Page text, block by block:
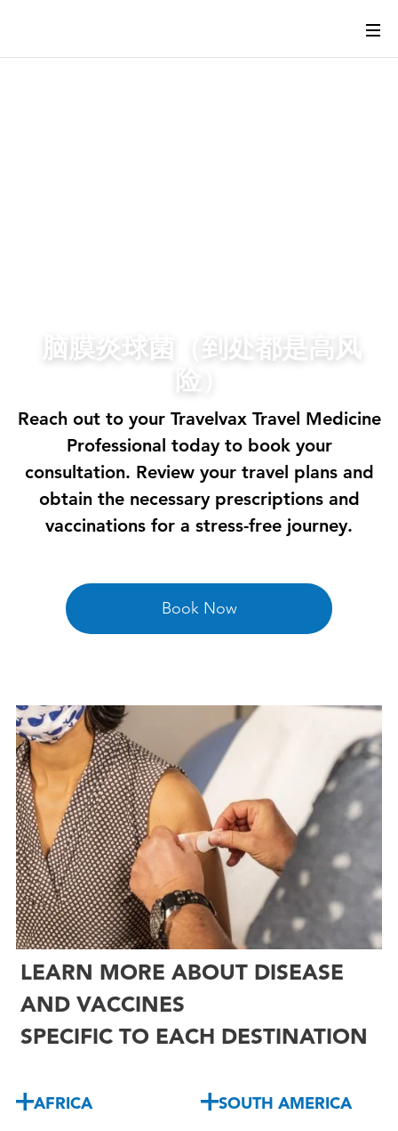
脑膜炎球菌（到处都是高风
险）
Reach out to your Travelvax Travel Medicine
Professional today to book your
consultation. Review your travel plans and
obtain the necessary prescriptions and
vaccinations for a stress-free journey.
Book Now
LEARN MORE ABOUT DISEASE
AND VACCINES
SPECIFIC TO EACH DESTINATION
AFRICA SOUTH AMERICA